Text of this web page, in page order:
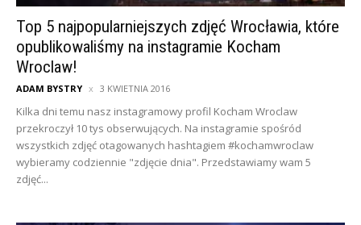
Top 5 najpopularniejszych zdjęć Wrocławia, które
opublikowaliśmy na instagramie Kocham
Wroclaw!
ADAM BYSTRY 3 KWIETNIA 2016
Kilka dni temu nasz instagramowy profil Kocham Wroclaw
przekroczył 10 tys obserwujących. Na instagramie spośród
wszystkich zdjęć otagowanych hashtagiem #kochamwroclaw
wybieramy codziennie "zdjęcie dnia". Przedstawiamy wam 5
zdjęć...